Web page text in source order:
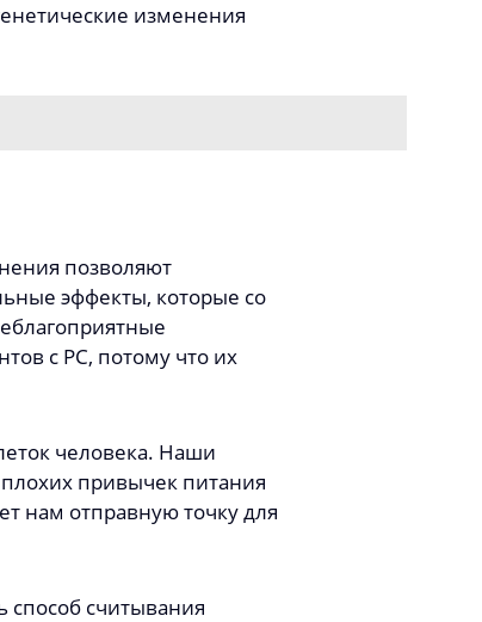
изменения
позволяют
эффекты, которые со
с РС, потому что их
человека. Наши
привычек питания
нам отправную точку для
считывания